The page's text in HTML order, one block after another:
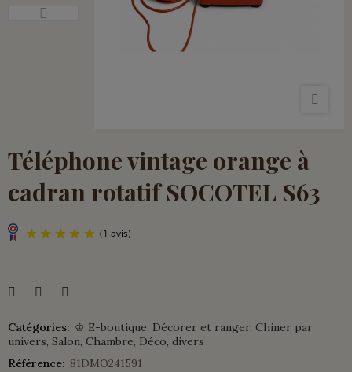
Téléphone vintage orange à
cadran rotatif SOCOTEL S63
(1 avis)
Catégories: ♔ E-boutique Décorer et ranger Chiner par
univers Salon Chambre Déco, divers
Référence: 81DMO241591